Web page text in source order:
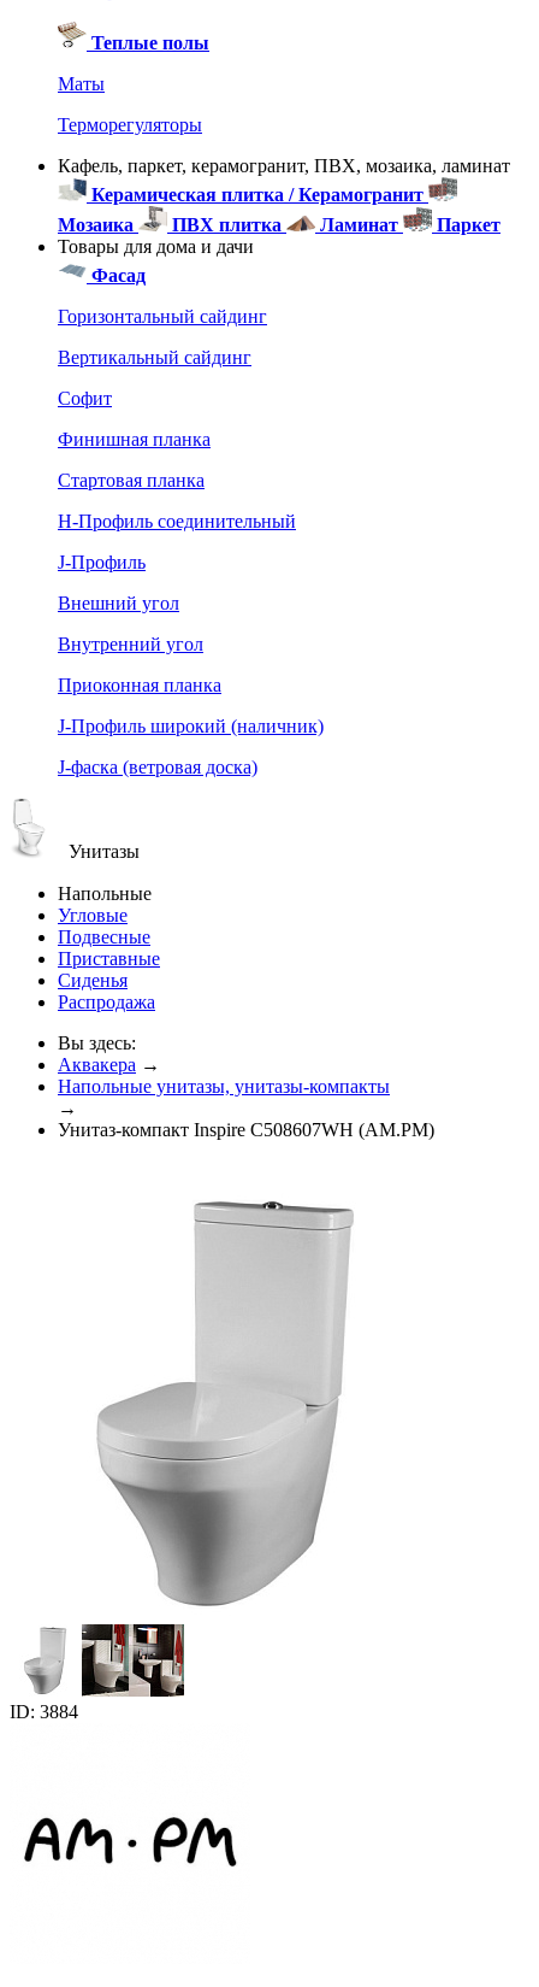
Теплые полы
Маты
Терморегуляторы
Кафель, паркет, керамогранит, ПВХ, мозаика, ламинат
Керамическая плитка / Керамогранит
Мозаика
ПВХ плитка Ламинат
Паркет
Товары для дома и дачи
Фасад
Горизонтальный сайдинг
Вертикальный сайдинг
Софит
Финишная планка
Стартовая планка
Н-Профиль соединительный
J-Профиль
Внешний угол
Внутренний угол
Приоконная планка
J-Профиль широкий (наличник)
J-фаска (ветровая доска)
Унитазы
Напольные
Угловые
Подвесные
Приставные
Сиденья
Распродажа
Вы здесь:
Аквакера →
Напольные унитазы, унитазы-компакты
→
Унитаз-компакт Inspire C508607WH (AM.PM)
ID: 3884